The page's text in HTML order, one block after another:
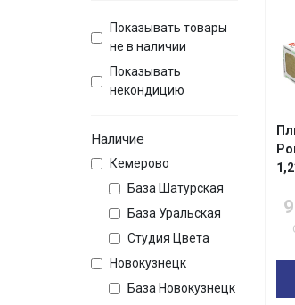
Показывать товары
не в наличии
Показывать
некондицию
Наличие
Кемерово
База Шатурская
База Уральская
Студия Цвета
Новокузнецк
База Новокузнецк